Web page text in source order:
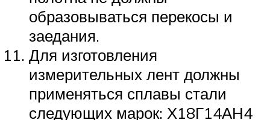
образовываться перекосы и
заедания.
Для изготовления
измерительных лент должны
применяться сплавы стали
следующих марок: Х18Г14АН4